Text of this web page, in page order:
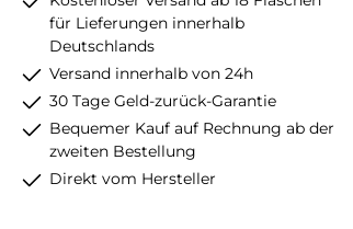
für Lieferungen innerhalb
Deutschlands
Versand innerhalb von 24h
30 Tage Geld-zurück-Garantie
Bequemer Kauf auf Rechnung ab der
zweiten Bestellung
Direkt vom Hersteller